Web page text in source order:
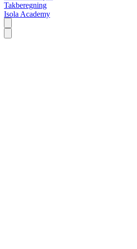
Takberegning
Isola Academy